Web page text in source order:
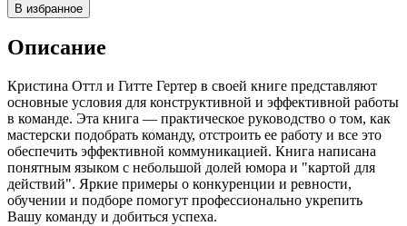
В избранное
Описание
Кристина Оттл и Гитте Гертер в своей книге представляют
основные условия для конструктивной и эффективной работы
в команде. Эта книга — практическое руководство о том, как
мастерски подобрать команду, отстроить ее работу и все это
обеспечить эффективной коммуникацией. Книга написана
понятным языком с небольшой долей юмора и "картой для
действий". Яркие примеры о конкуренции и ревности,
обучении и подборе помогут профессионально укрепить
Вашу команду и добиться успеха.